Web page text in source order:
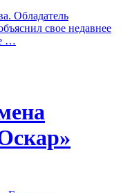
Обладатель
свое недавнее
…